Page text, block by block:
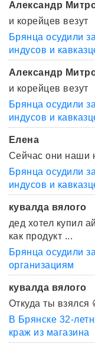
Александр
и корейцев везут
Брянца осудили
индусов и
Александр
и корейцев везут
Брянца осудили
индусов и
Елена
Сейчас они наши
Брянца осудили
индусов и
кувалда вялого
дед хотел купил
как продукт ...
Брянца осудили
организациям
кувалда вялого
Откуда ты взялся
В Брянске 32-
краж из магазина